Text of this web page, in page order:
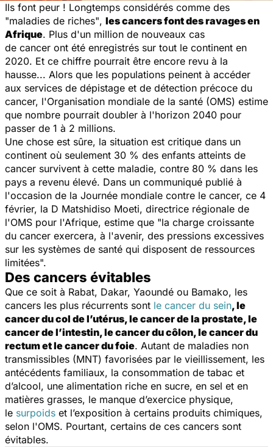
Ils font peur ! Longtemps considérés comme des
"maladies de riches", les cancers font des ravages en
Afrique. Plus d'un million de nouveaux cas
de cancer ont été enregistrés sur tout le continent en
2020. Et ce chiffre pourrait être encore revu à la
hausse... Alors que les populations peinent à accéder
aux services de dépistage et de détection précoce du
cancer, l'Organisation mondiale de la santé (OMS) estime
que nombre pourrait doubler à l'horizon 2040 pour
passer de 1 à 2 millions.
Une chose est sûre, la situation est critique dans un
continent où seulement 30 % des enfants atteints de
cancer survivent à cette maladie, contre 80 % dans les
pays a revenu élevé. Dans un communiqué publié à
l'occasion de la Journée mondiale contre le cancer, ce 4
février, la D Matshidiso Moeti, directrice régionale de
l'OMS pour l'Afrique, estime que "la charge croissante
du cancer exercera, à l'avenir, des pressions excessives
sur les systèmes de santé qui disposent de ressources
limitées".
Des cancers évitables
Que ce soit à Rabat, Dakar, Yaoundé ou Bamako, les
cancers les plus récurrents sont le cancer du sein, le
cancer du col de l’utérus, le cancer de la prostate, le
cancer de l’intestin, le cancer du côlon, le cancer du
rectum et le cancer du foie. Autant de maladies non
transmissibles (MNT) favorisées par le vieillissement, les
antécédents familiaux, la consommation de tabac et
d’alcool, une alimentation riche en sucre, en sel et en
matières grasses, le manque d’exercice physique,
le surpoids et l’exposition à certains produits chimiques,
selon l'OMS. Pourtant, certains de ces cancers sont
évitables.